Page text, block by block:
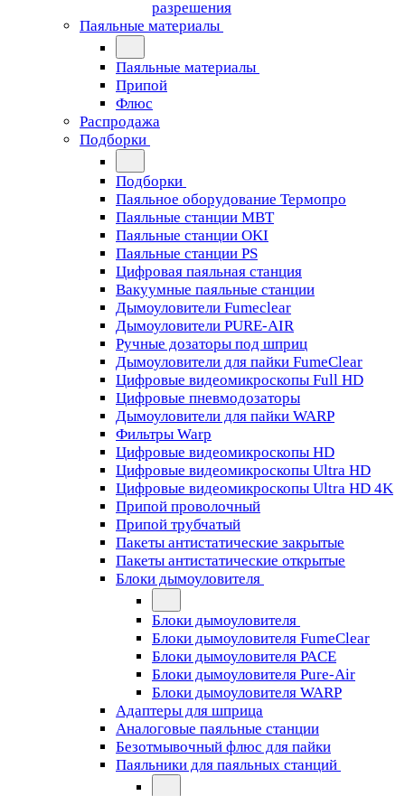
разрешения
Паяльные материалы
Паяльные материалы
Припой
Флюс
Распродажа
Подборки
Подборки
Паяльное оборудование Термопро
Паяльные станции MBT
Паяльные станции OKI
Паяльные станции PS
Цифровая паяльная станция
Вакуумные паяльные станции
Дымоуловители Fumeclear
Дымоуловители PURE-AIR
Ручные дозаторы под шприц
Дымоуловители для пайки FumeClear
Цифровые видеомикроскопы Full HD
Цифровые пневмодозаторы
Дымоуловители для пайки WARP
Фильтры Warp
Цифровые видеомикроскопы HD
Цифровые видеомикроскопы Ultra HD
Цифровые видеомикроскопы Ultra HD 4K
Припой проволочный
Припой трубчатый
Пакеты антистатические закрытые
Пакеты антистатические открытые
Блоки дымоуловителя
Блоки дымоуловителя
Блоки дымоуловителя FumeClear
Блоки дымоуловителя PACE
Блоки дымоуловителя Pure-Air
Блоки дымоуловителя WARP
Адаптеры для шприца
Аналоговые паяльные станции
Безотмывочный флюс для пайки
Паяльники для паяльных станций